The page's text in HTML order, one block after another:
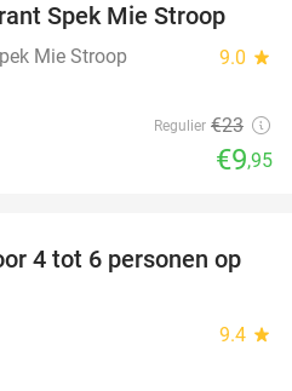
Spek Mie Stroop
Mie Stroop 9.0 star
Regulier €23
€9,95
4 tot 6 personen op
9.4 star